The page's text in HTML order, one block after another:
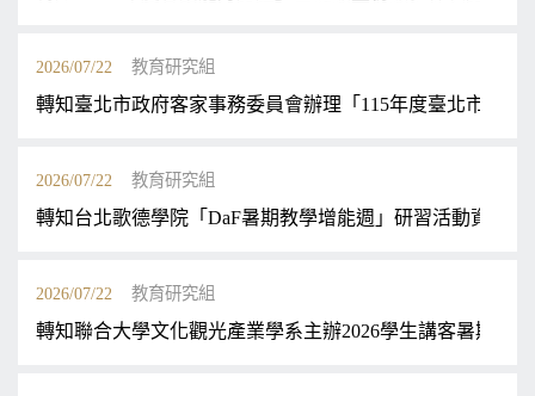
2026/07/22 教育研究組
轉知臺北市政府客家事務委員會辦理「115年度臺北市國
2026/07/22 教育研究組
轉知台北歌德學院「DaF暑期教學增能週」研習活動資訊
2026/07/22 教育研究組
轉知聯合大學文化觀光產業學系主辦2026學生講客暑期